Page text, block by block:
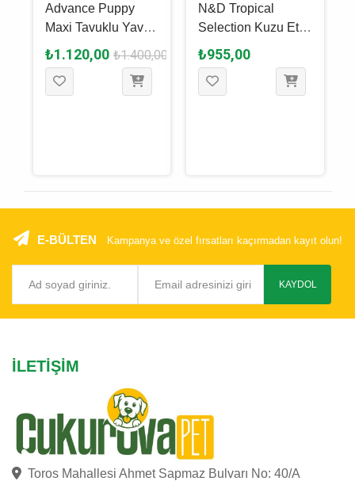
Advance Puppy
Maxi Tavuklu Yavru
Köpek Maması 3 Kg
₺1.120,00 ₺1.400,00
N&D Tropical
Selection Kuzu Etli
Ve Tropikal Meyveli
Yavru Köpek
Maması 1.5 Kg
₺955,00
E-BÜLTEN Kampanya ve özel fırsatları kaçırmadan kayıt olun!
KAYDOL
İLETIŞIM
Toros Mahallesi Ahmet Sapmaz Bulvarı No: 40/A